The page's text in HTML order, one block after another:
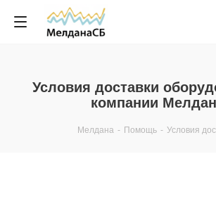
Условия доставки
компании
Мелдана - Помощь - Условия